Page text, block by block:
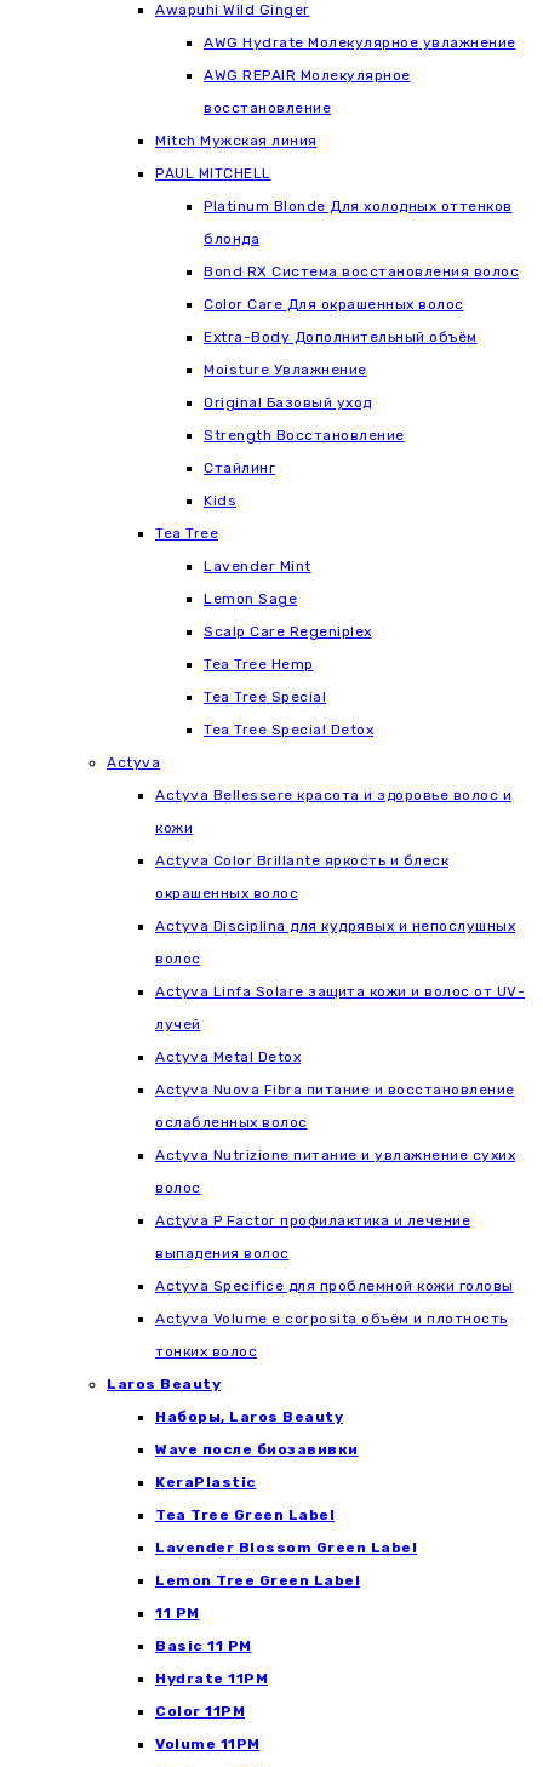
Awapuhi Wild Ginger
AWG Hydrate Молекулярное увлажнение
AWG REPAIR Молекулярное
восстановление
Mitch Мужская линия
РАUL МITCHELL
Platinum Blonde Для холодных оттенков
блонда
Bond RX Система восстановления волос
Color Care Для окрашенных волос
Extra-Body Дополнительный объём
Moisture Увлажнение
Original Базовый уход
Strength Восстановление
Стайлинг
Kids
Tea Tree
Lavender Mint
Lemon Sage
Scalp Care Regeniplex
Tea Tree Hemp
Tea Tree Special
Tea Tree Special Detox
Actyva
Actyva Bellessere красота и здоровье волос и
кожи
Actyva Color Brillante яркость и блеск
окрашенных волос
Actyva Disciplina для кудрявых и непослушных
волос
Actyva Linfa Solare защита кожи и волос от UV-
лучей
Actyva Metal Detox
Actyva Nuova Fibra питание и восстановление
ослабленных волос
Actyva Nutrizione питание и увлажнение сухих
волос
Actyva P Factor профилактика и лечение
выпадения волос
Actyva Specifice для проблемной кожи головы
Actyva Volume e corposita объём и плотность
тонких волос
Laros Beauty
Наборы, Laros Beauty
Wave после биозавивки
KeraPlastic
Tea Tree Green Label
Lavender Blossom Green Label
Lemon Tree Green Label
11 PM
Basic 11 PM
Hydrate 11PM
Color 11PM
Volume 11PM